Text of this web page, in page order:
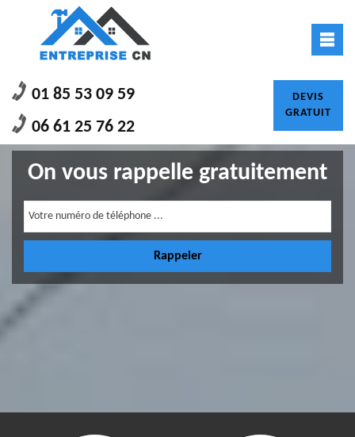
01 85 53 09 59
06 61 25 76 22
DEVIS
GRATUIT
On vous rappelle gratuitement